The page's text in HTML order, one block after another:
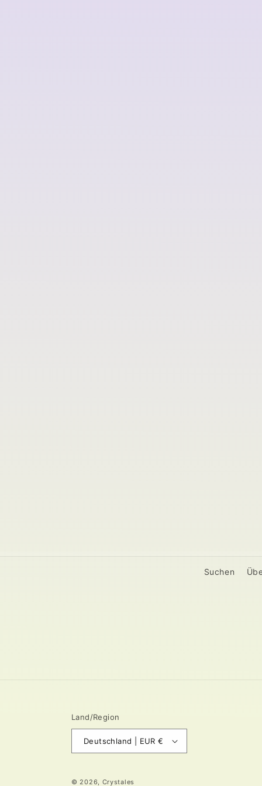
Suchen
Land/Region
Deutschland | EUR €
© 2026, Crystales